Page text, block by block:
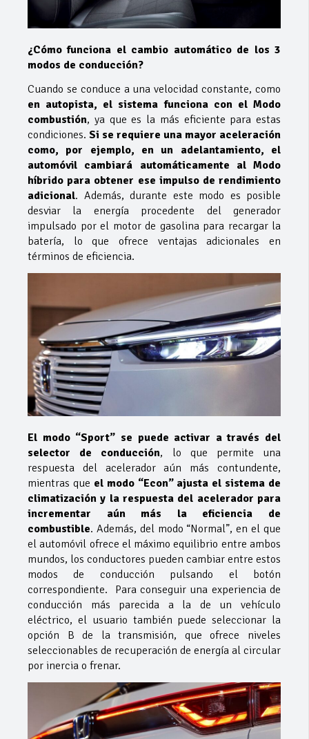
¿Cómo funciona el cambio automático de los 3
modos de conducción?
Cuando se conduce a una velocidad constante, como
en autopista, el sistema funciona con el Modo
combustión, ya que es la más eficiente para estas
condiciones. Si se requiere una mayor aceleración
como, por ejemplo, en un adelantamiento, el
automóvil cambiará automáticamente al Modo
híbrido para obtener ese impulso de rendimiento
adicional. Además, durante este modo es posible
desviar la energía procedente del generador
impulsado por el motor de gasolina para recargar la
batería, lo que ofrece ventajas adicionales en
términos de eficiencia.
El modo “Sport” se puede activar a través del
selector de conducción, lo que permite una
respuesta del acelerador aún más contundente,
mientras que el modo “Econ” ajusta el sistema de
climatización y la respuesta del acelerador para
incrementar aún más la eficiencia de
combustible. Además, del modo “Normal”, en el que
el automóvil ofrece el máximo equilibrio entre ambos
mundos, los conductores pueden cambiar entre estos
modos de conducción pulsando el botón
correspondiente. Para conseguir una experiencia de
conducción más parecida a la de un vehículo
eléctrico, el usuario también puede seleccionar la
opción B de la transmisión, que ofrece niveles
seleccionables de recuperación de energía al circular
por inercia o frenar.